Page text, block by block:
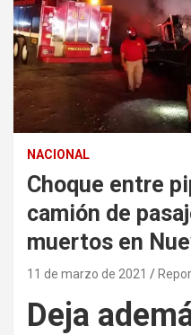
NACIONAL
Choque entre
camión de
muertos en
11 de marzo de 2021
Deja